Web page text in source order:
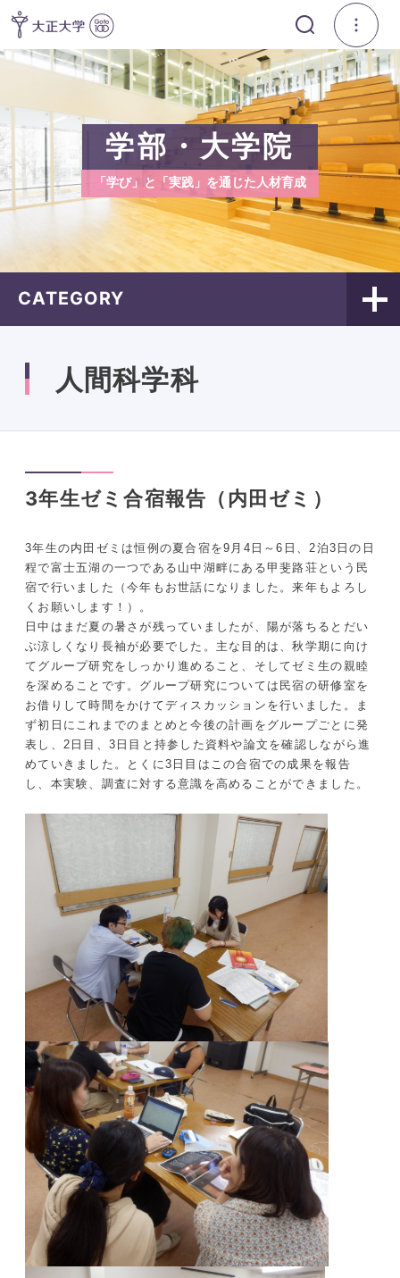
学部・大学院
「学び」と「実践」を通じた人材育成
CATEGORY
人間科学科
3年生ゼミ合宿報告（内田ゼミ）
3年生の内田ゼミは恒例の夏合宿を9月4日～6日、2泊3日の日
程で富士五湖の一つである山中湖畔にある甲斐路荘という民
宿で行いました（今年もお世話になりました。来年もよろし
くお願いします！）。
日中はまだ夏の暑さが残っていましたが、陽が落ちるとだい
ぶ涼しくなり長袖が必要でした。主な目的は、秋学期に向け
てグループ研究をしっかり進めること、そしてゼミ生の親睦
を深めることです。グループ研究については民宿の研修室を
お借りして時間をかけてディスカッションを行いました。ま
ず初日にこれまでのまとめと今後の計画をグループごとに発
表し、2日目、3日目と持参した資料や論文を確認しながら進
めていきました。とくに3日目はこの合宿での成果を報告
し、本実験、調査に対する意識を高めることができました。